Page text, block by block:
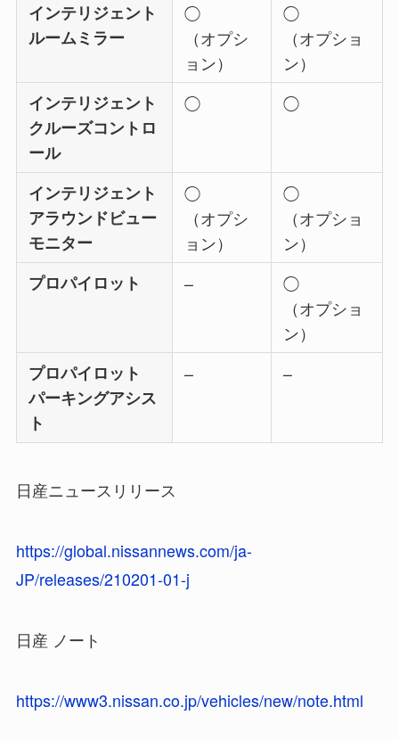
インテリジェント
ルームミラー
◯
（オプシ
ョン）
◯
（オプショ
ン）
インテリジェント
クルーズコントロ
ール
◯ ◯
インテリジェント
アラウンドビュー
モニター
◯
（オプシ
ョン）
◯
（オプショ
ン）
プロパイロット
–
◯
（オプショ
ン）
プロパイロット
パーキングアシス
ト
– –
日産ニュースリリース
https://global.nissannews.com/ja-
JP/releases/210201-01-j
日産 ノート
https://www3.nissan.co.jp/vehicles/new/note.html